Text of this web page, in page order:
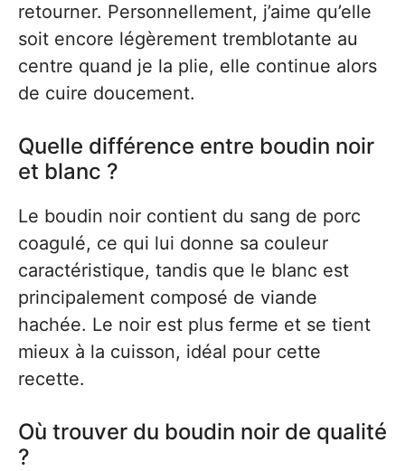
retourner. Personnellement, j’aime qu’elle
soit encore légèrement tremblotante au
centre quand je la plie, elle continue alors
de cuire doucement.
Quelle différence entre boudin noir
et blanc ?
Le boudin noir contient du sang de porc
coagulé, ce qui lui donne sa couleur
caractéristique, tandis que le blanc est
principalement composé de viande
hachée. Le noir est plus ferme et se tient
mieux à la cuisson, idéal pour cette
recette.
Où trouver du boudin noir de qualité
?